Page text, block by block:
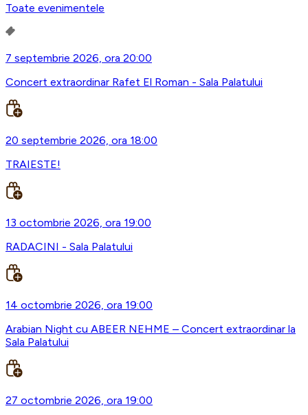
Toate evenimentele
7 septembrie 2026, ora 20:00
Concert extraordinar Rafet El Roman - Sala Palatului
20 septembrie 2026, ora 18:00
TRAIESTE!
13 octombrie 2026, ora 19:00
RADACINI - Sala Palatului
14 octombrie 2026, ora 19:00
Arabian Night cu ABEER NEHME – Concert extraordinar la
Sala Palatului
27 octombrie 2026, ora 19:00